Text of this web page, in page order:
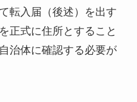
転入届（後述）を出す
正式に住所とすること
治体に確認する必要が